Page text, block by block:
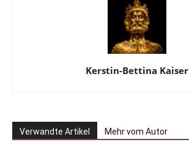
Kerstin-Bettina Kaiser
Verwandte Artikel Mehr vom Autor